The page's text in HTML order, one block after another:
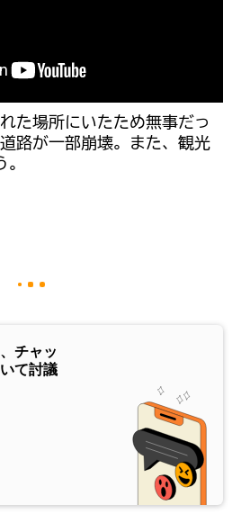
た場所にいたため無事だっ
路が一部崩壊。また、観光
チャッ
て討議